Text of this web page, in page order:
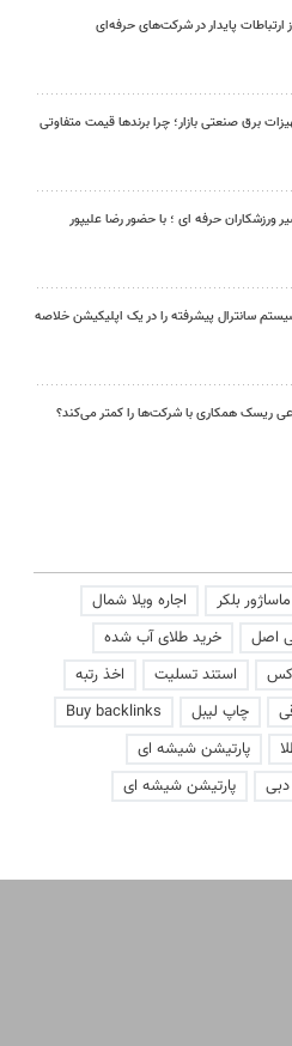
ارتباطات پایدار در شرکت‌های حرفه‌ای
برق صنعتی بازار؛ چرا برندها قیمت متفاوتی
حرفه ای ؛ با حضور رضا علیپور
سانترال پیشرفته را در یک اپلیکیشن خلاصه
ریسک همکاری با شرکت‌ها را کمتر می‌کند؟
بلکر
اجاره ویلا شمال
اصل
خرید طلای آب شده
استند تسلیت
اخذ رتبه
چاپ لیبل
Buy backlinks
پارتیشن شیشه ای
پارتیشن شیشه ای